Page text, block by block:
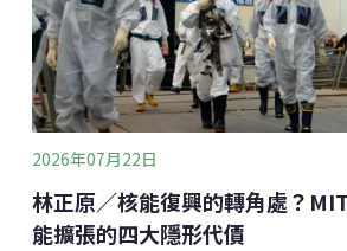
2026年07月22日
林正原／核能復興的轉角處？
能擴張的四大隱形代價